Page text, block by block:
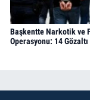
Başkentte Narkotik ve
Operasyonu: 14 Gözaltı